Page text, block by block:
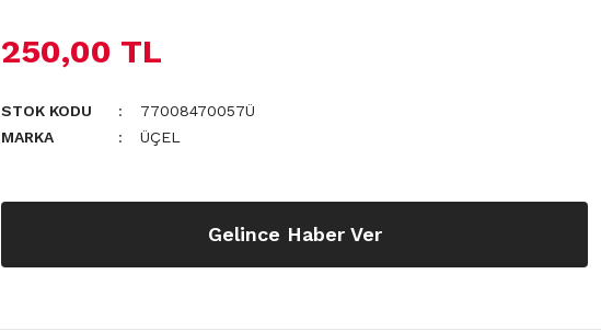
250,00 TL
STOK KODU
77008470057Ü
MARKA
ÜÇEL
Gelince Haber Ver